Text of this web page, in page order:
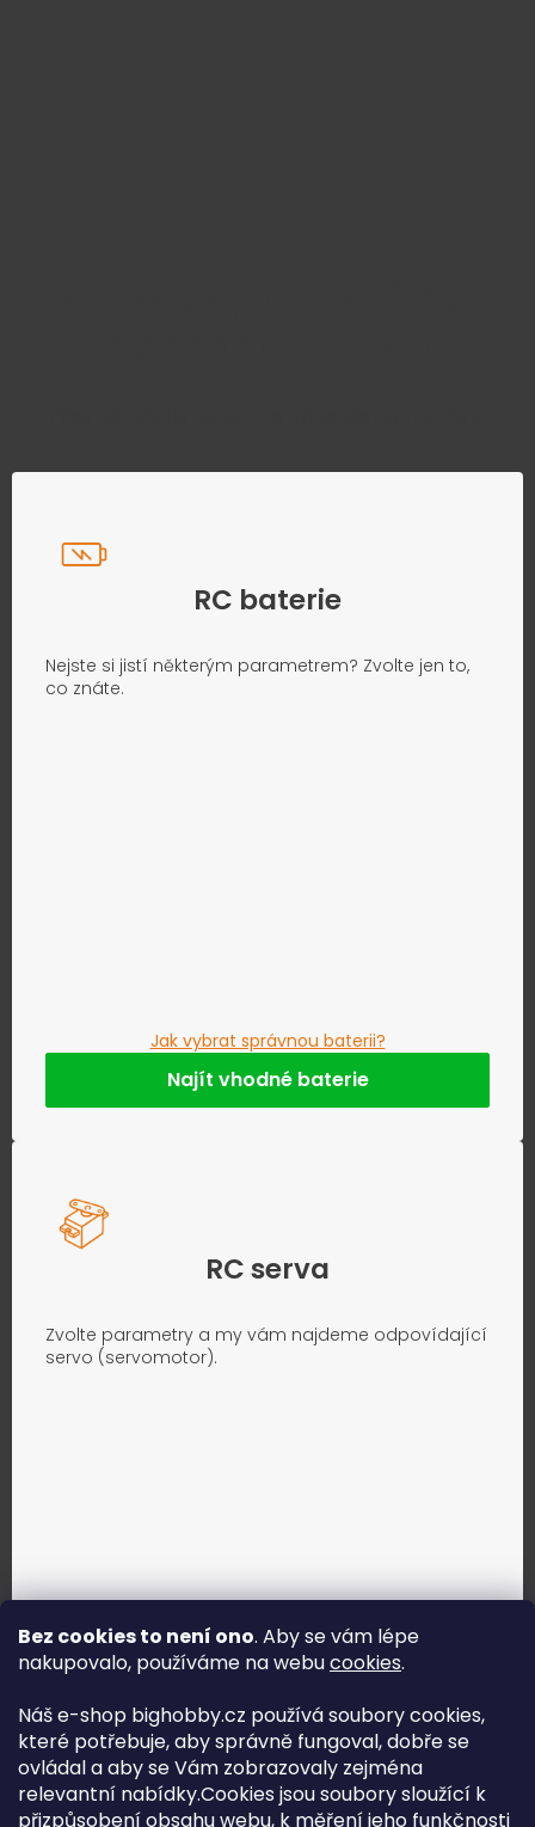
Bez cookies to není ono. Aby se vám lépe
nakupovalo, používáme na webucookies.
Náš e-shop bighobby.cz používá soubory cookies,
které potřebuje, aby správně fungoval, dobře se
ovládal a aby se Vám zobrazovaly zejména
relevantní nabídky.Cookies jsou soubory sloužící k
přizpůsobení obsahu webu, k měření jeho funkčnosti
RC baterie
Nejste si jistí některým parametrem? Zvolte jen to,
co znáte.
Jak vybrat správnou baterii?
Najít vhodné baterie
RC serva
Zvolte parametry a my vám najdeme odpovídající
servo (servomotor).
Jak vybrat správné servo?
Najít správné servo